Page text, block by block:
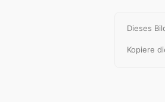
Dieses
Kopiere